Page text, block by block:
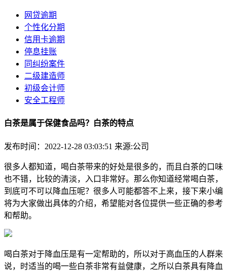
网贷逾期
个性化分期
信用卡逾期
停息挂账
同纠纷案件
二级建造师
初级会计师
安全工程师
白茶是属于保健食品吗？白茶的特点
发布时间：2022-12-28 03:03:51 来源:公司
很多人都知道，喝白茶带来的好处是很多的，而且白茶的口味
也不错，比较的清淡，入口非常好。那么你知道经常喝白茶，
到底可不可以降血压呢？很多人可能都答不上来，接下来小编
将为大家做出具体的介绍，希望能对各位提供一些正确的参考
和帮助。
喝白茶对于降血压是有一定帮助的，所以对于高血压的人群来
说，时适当的喝一些白茶非常有益健康，之所以白茶具有降血